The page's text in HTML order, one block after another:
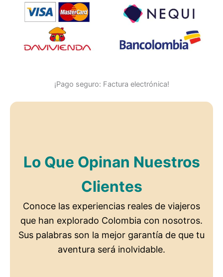
¡Pago seguro: Factura electrónica!
Lo Que Opinan Nuestros
Clientes
Conoce las experiencias reales de viajeros
que han explorado Colombia con nosotros.
Sus palabras son la mejor garantía de que tu
aventura será inolvidable.